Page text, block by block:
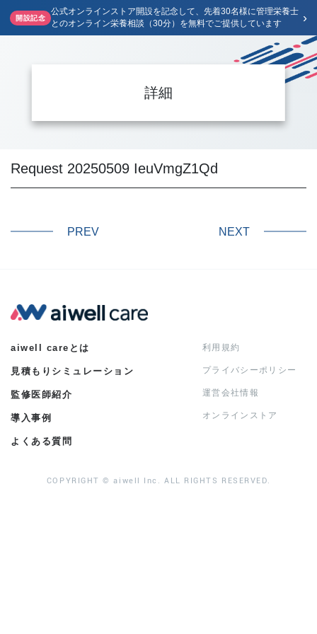
開設記念
公式オンラインストア開設を記念して、先着30名様に管理栄養士
とのオンライン栄養相談（30分）を無料でご提供しています
›
詳細
Request 20250509 IeuVmgZ1Qd
PREV NEXT
aiwell careとは
見積もりシミュレーション
監修医師紹介
導入事例
よくある質問
利用規約
プライバシーポリシー
運営会社情報
オンラインストア
COPYRIGHT © aiwell Inc. ALL RIGHTS RESERVED.